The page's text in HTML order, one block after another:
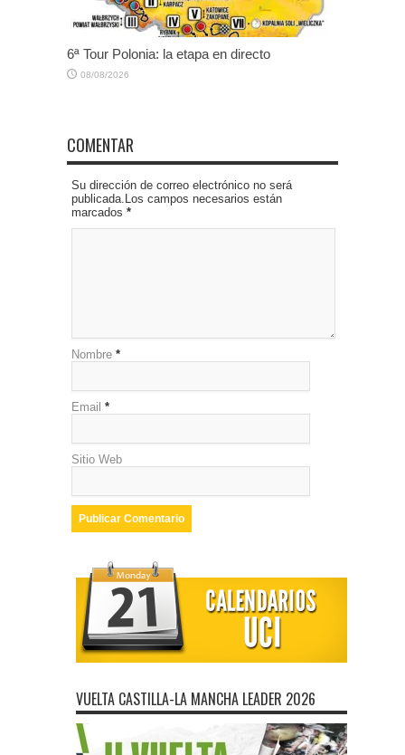
6ª Tour Polonia: la etapa en directo
08/08/2026
COMENTAR
Su dirección de correo electrónico no será
publicada.Los campos necesarios están
marcados *
Nombre *
Email *
Sitio Web
VUELTA CASTILLA-LA MANCHA LEADER 2026